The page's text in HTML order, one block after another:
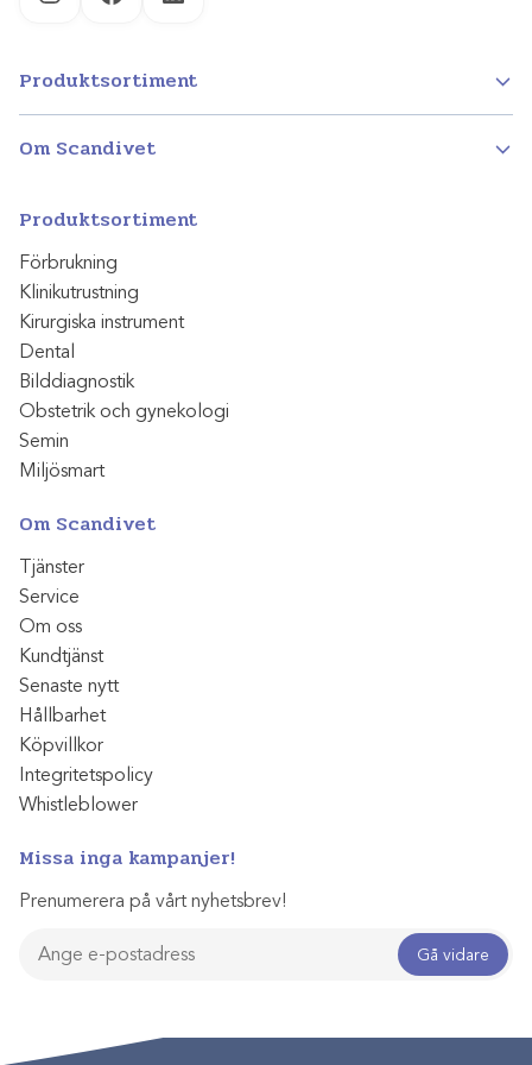
InstagramFacebookLinkedIn
Produktsortiment
Om Scandivet
Produktsortiment
Förbrukning
Klinikutrustning
Kirurgiska instrument
Dental
Bilddiagnostik
Obstetrik och gynekologi
Semin
Miljösmart
Om Scandivet
Tjänster
Service
Om oss
Kundtjänst
Senaste nytt
Hållbarhet
Köpvillkor
Integritetspolicy
Whistleblower
Missa inga kampanjer!
Prenumerera på vårt nyhetsbrev!
Gå vidare